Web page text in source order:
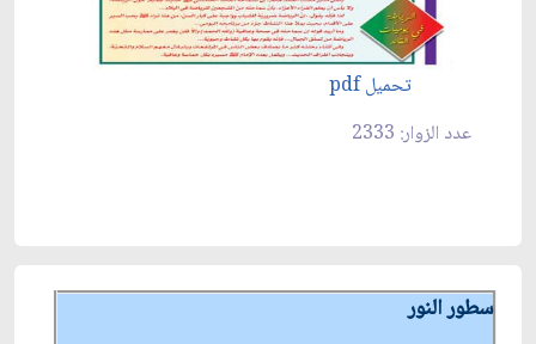
تحميل pdf
عدد الزوار: 2333
سطور النور